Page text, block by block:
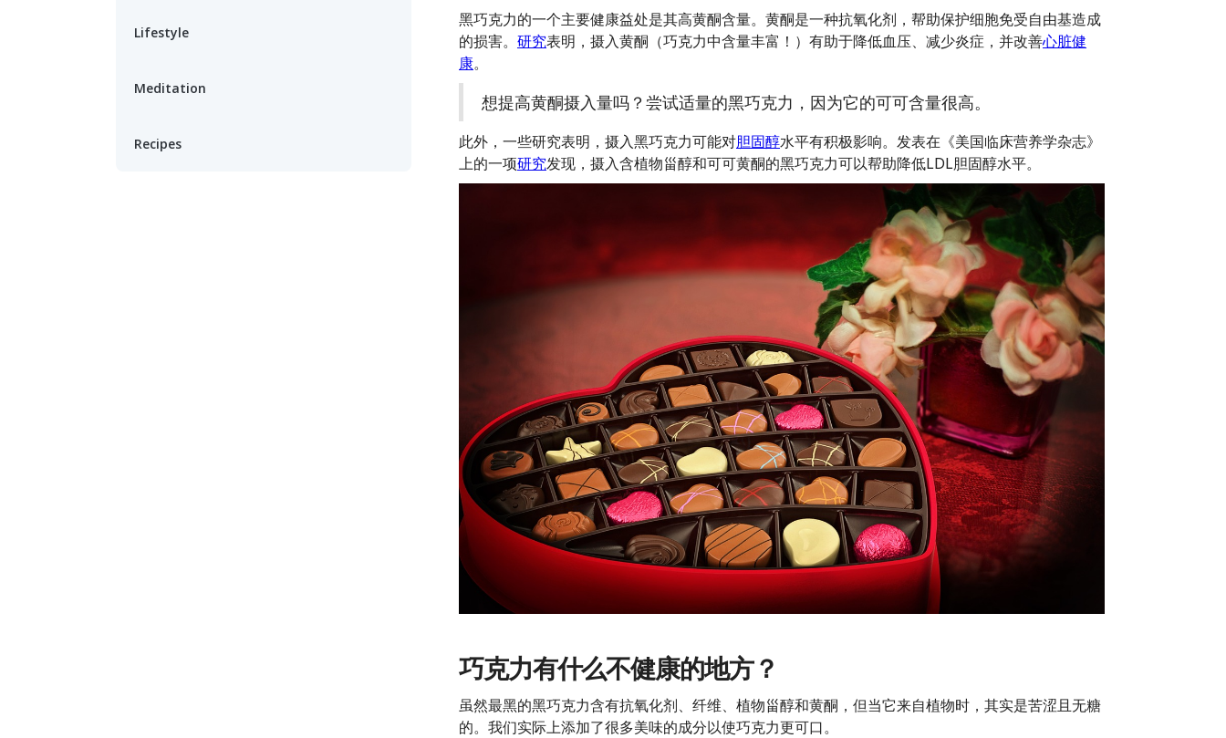
Lifestyle
Meditation
Recipes
黑巧克力的一个主要健康益处是其高黄酮含量。黄酮是一种抗氧化剂，帮助保护细胞免受自由基造成
的损害。 研究表明，摄入黄酮（巧克力中含量丰富！）有助于降低血压、减少炎症，并改善心脏健
康。
想提高黄酮摄入量吗？尝试适量的黑巧克力，因为它的可可含量很高。
此外，一些研究表明，摄入黑巧克力可能对胆固醇水平有积极影响。发表在《美国临床营养学杂志》
上的一项研究发现，摄入含植物甾醇和可可黄酮的黑巧克力可以帮助降低LDL胆固醇水平。
巧克力有什么不健康的地方？
虽然最黑的黑巧克力含有抗氧化剂、纤维、植物甾醇和黄酮，但当它来自植物时，其实是苦涩且无糖
的。我们实际上添加了很多美味的成分以使巧克力更可口。